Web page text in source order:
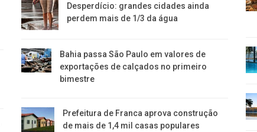
Desperdício: grandes cidades ainda
perdem mais de 1/3 da água
Bahia passa São Paulo em valores de
exportações de calçados no primeiro
bimestre
Prefeitura de Franca aprova construção
de mais de 1,4 mil casas populares